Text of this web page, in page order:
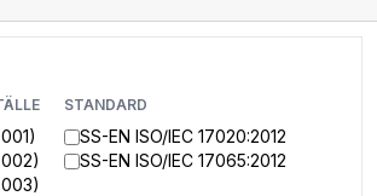
STANDARD
SS-EN ISO/IEC 17020:2012
SS-EN ISO/IEC 17065:2012